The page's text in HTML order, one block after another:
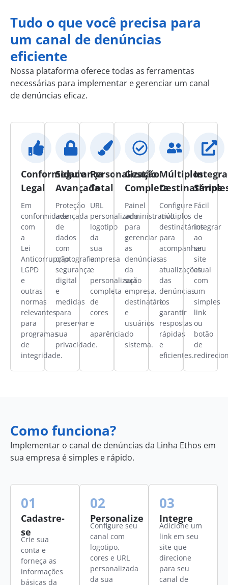
Tudo o que você precisa para
um canal de denúncias
eficiente
Nossa plataforma oferece todas as ferramentas
necessárias para implementar e gerenciar um canal
de denúncias eficaz.
Conformidade
Legal
Em
conformidade
com
a
Lei
Anticorrupção,
LGPD
e
outras
normas
relevantes
para
programas
de
integridade.
Segurança
Avançada
Proteção
avançada
de
dados
com
criptografia,
segurança
digital
e
medidas
para
preservar
sua
privacidade.
Personalização
Total
URL
personalizada,
logotipo
da
sua
empresa
e
personalização
completa
de
cores
e
aparência.
Gestão
Completa
Painel
administrativo
para
gerenciar
as
denúncias
da
sua
empresa,
destinatários
e
usuários
do
sistema.
Múltiplos
Destinatários
Configure
múltiplos
destinatários
para
acompanhar
as
atualizações
das
denúncias
e
garantir
respostas
rápidas
e
eficientes.
Fácil
de
integrar
ao
seu
site
atual
com
um
simples
link
ou
botão
de
Como funciona?
Implementar o canal de denúncias da Linha Ethos em
sua empresa é simples e rápido.
01
Cadastre-
se
Crie sua
conta e
forneça as
informações
básicas da
02
Personalize
Configure seu
canal com
logotipo,
cores e URL
personalizada
da sua
03
Integre
Adicione um
link em seu
site que
direcione
para seu
canal de